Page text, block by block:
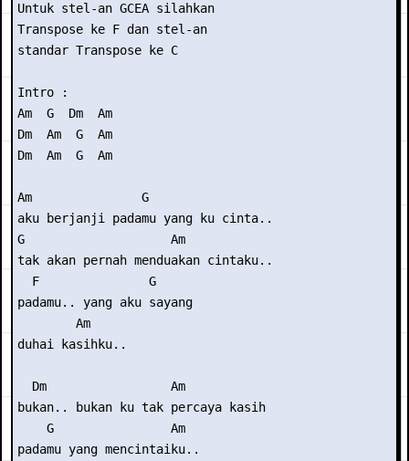
Untuk stel-an GCEA silahkan
Transpose ke F dan stel-an
standar Transpose ke C
Intro :
Am  G  Dm  Am
Dm  Am  G  Am
Dm  Am  G  Am
Am               G
aku berjanji padamu yang ku cinta..
G                    Am
tak akan pernah menduakan cintaku..
  F               G
padamu.. yang aku sayang
        Am
duhai kasihku..
  Dm                 Am
bukan.. bukan ku tak percaya kasih
    G                Am
padamu yang mencintaiku..